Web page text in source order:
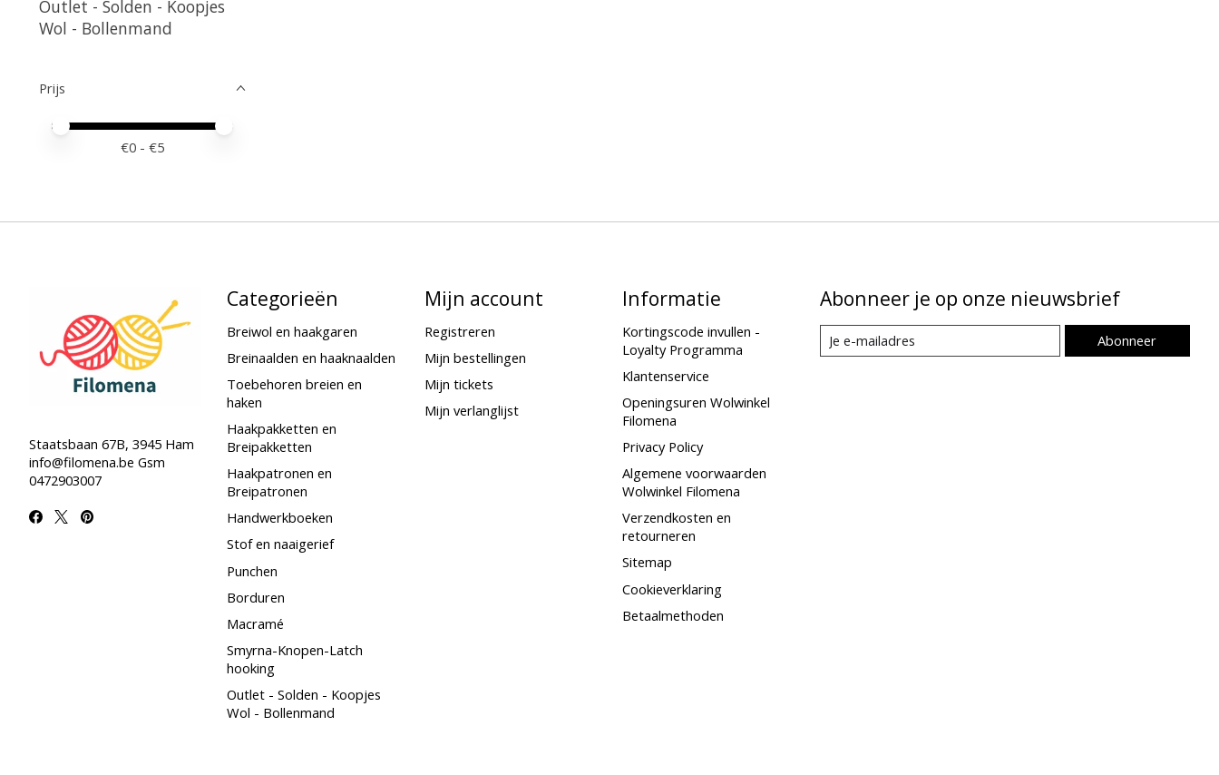
Outlet - Solden - Koopjes
Wol - Bollenmand
Prijs
Minimale prijswaarde
Price maximum value
€0 - €5
Staatsbaan 67B, 3945 Ham
info@filomena.be Gsm
0472903007
Categorieën
Breiwol en haakgaren
Breinaalden en haaknaalden
Toebehoren breien en
haken
Haakpakketten en
Breipakketten
Haakpatronen en
Breipatronen
Handwerkboeken
Stof en naaigerief
Punchen
Borduren
Macramé
Smyrna-Knopen-Latch
hooking
Outlet - Solden - Koopjes
Wol - Bollenmand
Mijn account
Registreren
Mijn bestellingen
Mijn tickets
Mijn verlanglijst
Informatie
Kortingscode invullen -
Loyalty Programma
Klantenservice
Openingsuren Wolwinkel
Filomena
Privacy Policy
Algemene voorwaarden
Wolwinkel Filomena
Verzendkosten en
retourneren
Sitemap
Cookieverklaring
Betaalmethoden
Abonneer je op onze nieuwsbrief
Abonneer